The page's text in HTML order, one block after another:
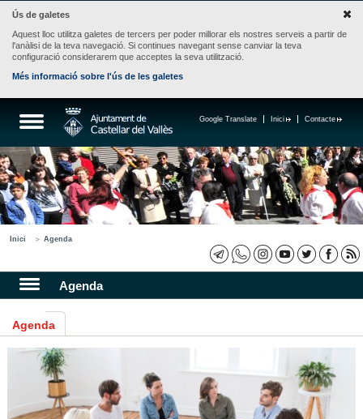
Ús de galetes
Aquest lloc utilitza galetes de tercers per poder millorar els nostres serveis a partir de
l'anàlisi de la teva navegació. Si continues navegant sense canviar la teva
configuració considerarem que acceptes la seva utilització.
Més informació sobre l'ús de les galetes
Contacte
Inici
Google Translate
Inici Agenda
Agenda
Agenda